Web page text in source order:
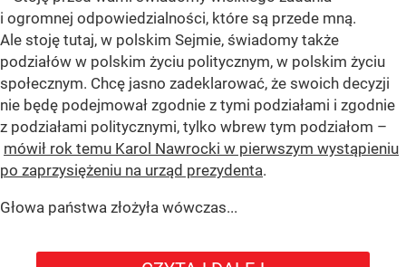
i ogromnej odpowiedzialności, które są przede mną.
Ale stoję tutaj, w polskim Sejmie, świadomy także
podziałów w polskim życiu politycznym, w polskim życiu
społecznym. Chcę jasno zadeklarować, że swoich decyzji
nie będę podejmował zgodnie z tymi podziałami i zgodnie
z podziałami politycznymi, tylko wbrew tym podziałom –
mówił rok temu Karol Nawrocki w pierwszym wystąpieniu
po zaprzysiężeniu na urząd prezydenta.
Głowa państwa złożyła wówczas...